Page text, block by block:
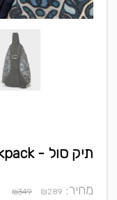
תיק סול - Roots Sling Backpack
מחיר: ₪289
₪349